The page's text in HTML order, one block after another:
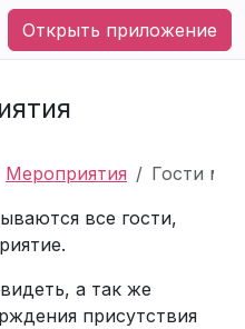
Открыть приложение
Мероприятия
Гости
все гости,
а так же
присутствия